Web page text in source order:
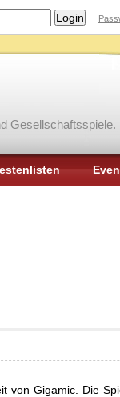
Gesellschaftsspiele.
von Gigamic. Die